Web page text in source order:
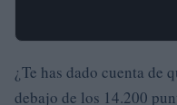
¿Te has dado cuenta de
debajo de los 14.200